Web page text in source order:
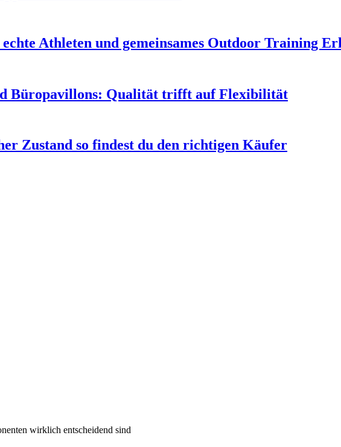
Athleten und gemeinsames Outdoor Training
Büropavillons: Qualität trifft auf Flexibilität
Zustand so findest du den richtigen Käufer
wirklich entscheidend sind